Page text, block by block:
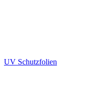
UV Schutzfolien